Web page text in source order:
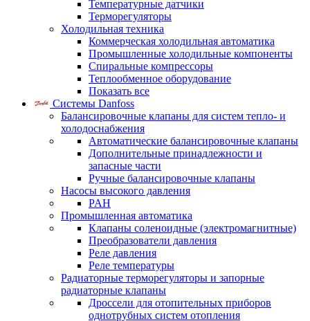
Температурные датчики
Терморегуляторы
Холодильная техника
Коммерческая холодильная автоматика
Промышленные холодильные компоненты
Спиральные компрессоры
Теплообменное оборудование
Показать все
Системы Danfoss
Балансировочные клапаны для систем тепло- и
холодоснабжения
Автоматические балансировочные клапаны
Дополнительные принадлежности и
запасные части
Ручные балансировочные клапаны
Насосы высокого давления
PAH
Промышленная автоматика
Клапаны соленоидные (электромагнитные)
Преобразователи давления
Реле давления
Реле температуры
Радиаторные терморегуляторы и запорные
радиаторные клапаны
Дроссели для отопительных приборов
однотрубных систем отопления